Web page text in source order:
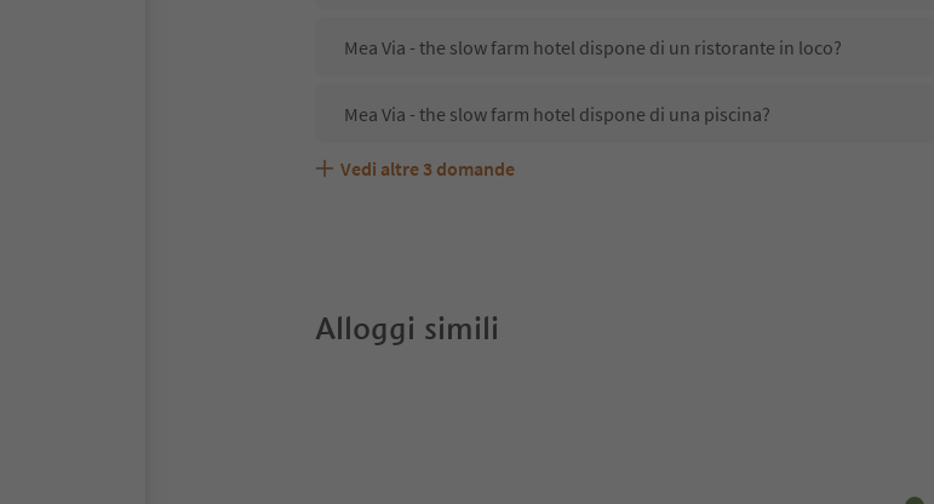
Mea Via - the slow farm hotel dispone di un ristorante in loco?
Mea Via - the slow farm hotel dispone di una piscina?
Mea Via - the slow farm hotel accetta animali domestici?
Quali servizi/attività sono disponibili presso Mea Via - the slow farm hotel?
Gli ospiti di Mea Via - the slow farm hotel ricevono l'Alto Adige Guest Pass?
Vedi altre 3 domande
Alloggi simili